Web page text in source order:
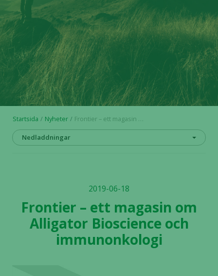
Startsida Nyheter Frontier – ett magasin om Alligator Bioscience och immunonkologi
Nedladdningar
2019-06-18
Frontier – ett magasin om
Alligator Bioscience och
immunonkologi